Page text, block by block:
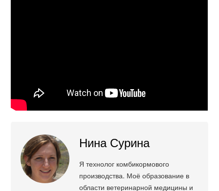
Нина Сурина
Я технолог комбикормового
производства. Моё образование в
области ветеринарной медицины и